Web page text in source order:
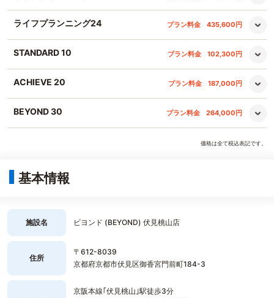
ライフプランニング24 プラン料金 435,600円
STANDARD 10 プラン料金 102,300円
ACHIEVE 20 プラン料金 187,000円
BEYOND 30 プラン料金 264,000円
価格は全て税込表記です。
基本情報
施設名 ビヨンド (BEYOND) 伏見桃山店
住所
〒612-8039
京都府京都市伏見区御香宮門前町184-3
京阪本線｢伏見桃山｣駅徒歩3分